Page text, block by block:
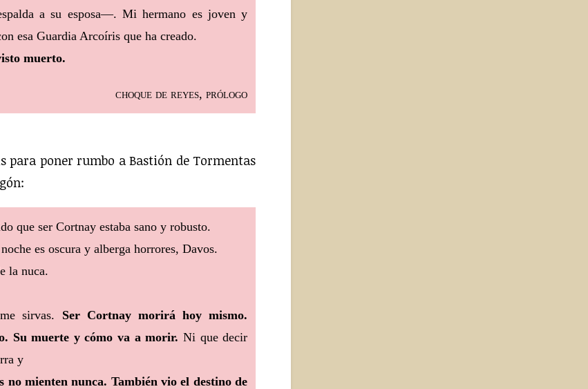
a su esposa—. Mi hermano es joven y
esa Guardia Arcoíris que ha creado.
muerto.
choque de reyes, prólogo
para poner rumbo a Bastión de Tormentas
que ser Cortnay estaba sano y robusto.
es oscura y alberga horrores, Davos.
la nuca.
sirvas. Ser Cortnay morirá hoy mismo.
Su muerte y cómo va a morir. Ni que decir
y
no mienten nunca. También vio el destino de